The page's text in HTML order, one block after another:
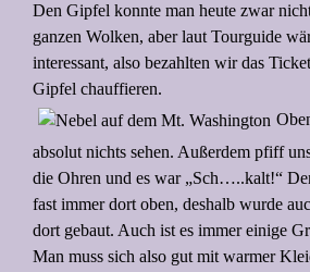
Den Gipfel konnte man heute zwar
ganzen Wolken, aber laut Tourguide
interessant, also bezahlten wir das
Gipfel chauffieren.
absolut nichts sehen. Außerdem pfiff
die Ohren und es war „Sch…..kalt!“
fast immer dort oben, deshalb wurde
dort gebaut. Auch ist es immer einige
Man muss sich also gut mit warmer